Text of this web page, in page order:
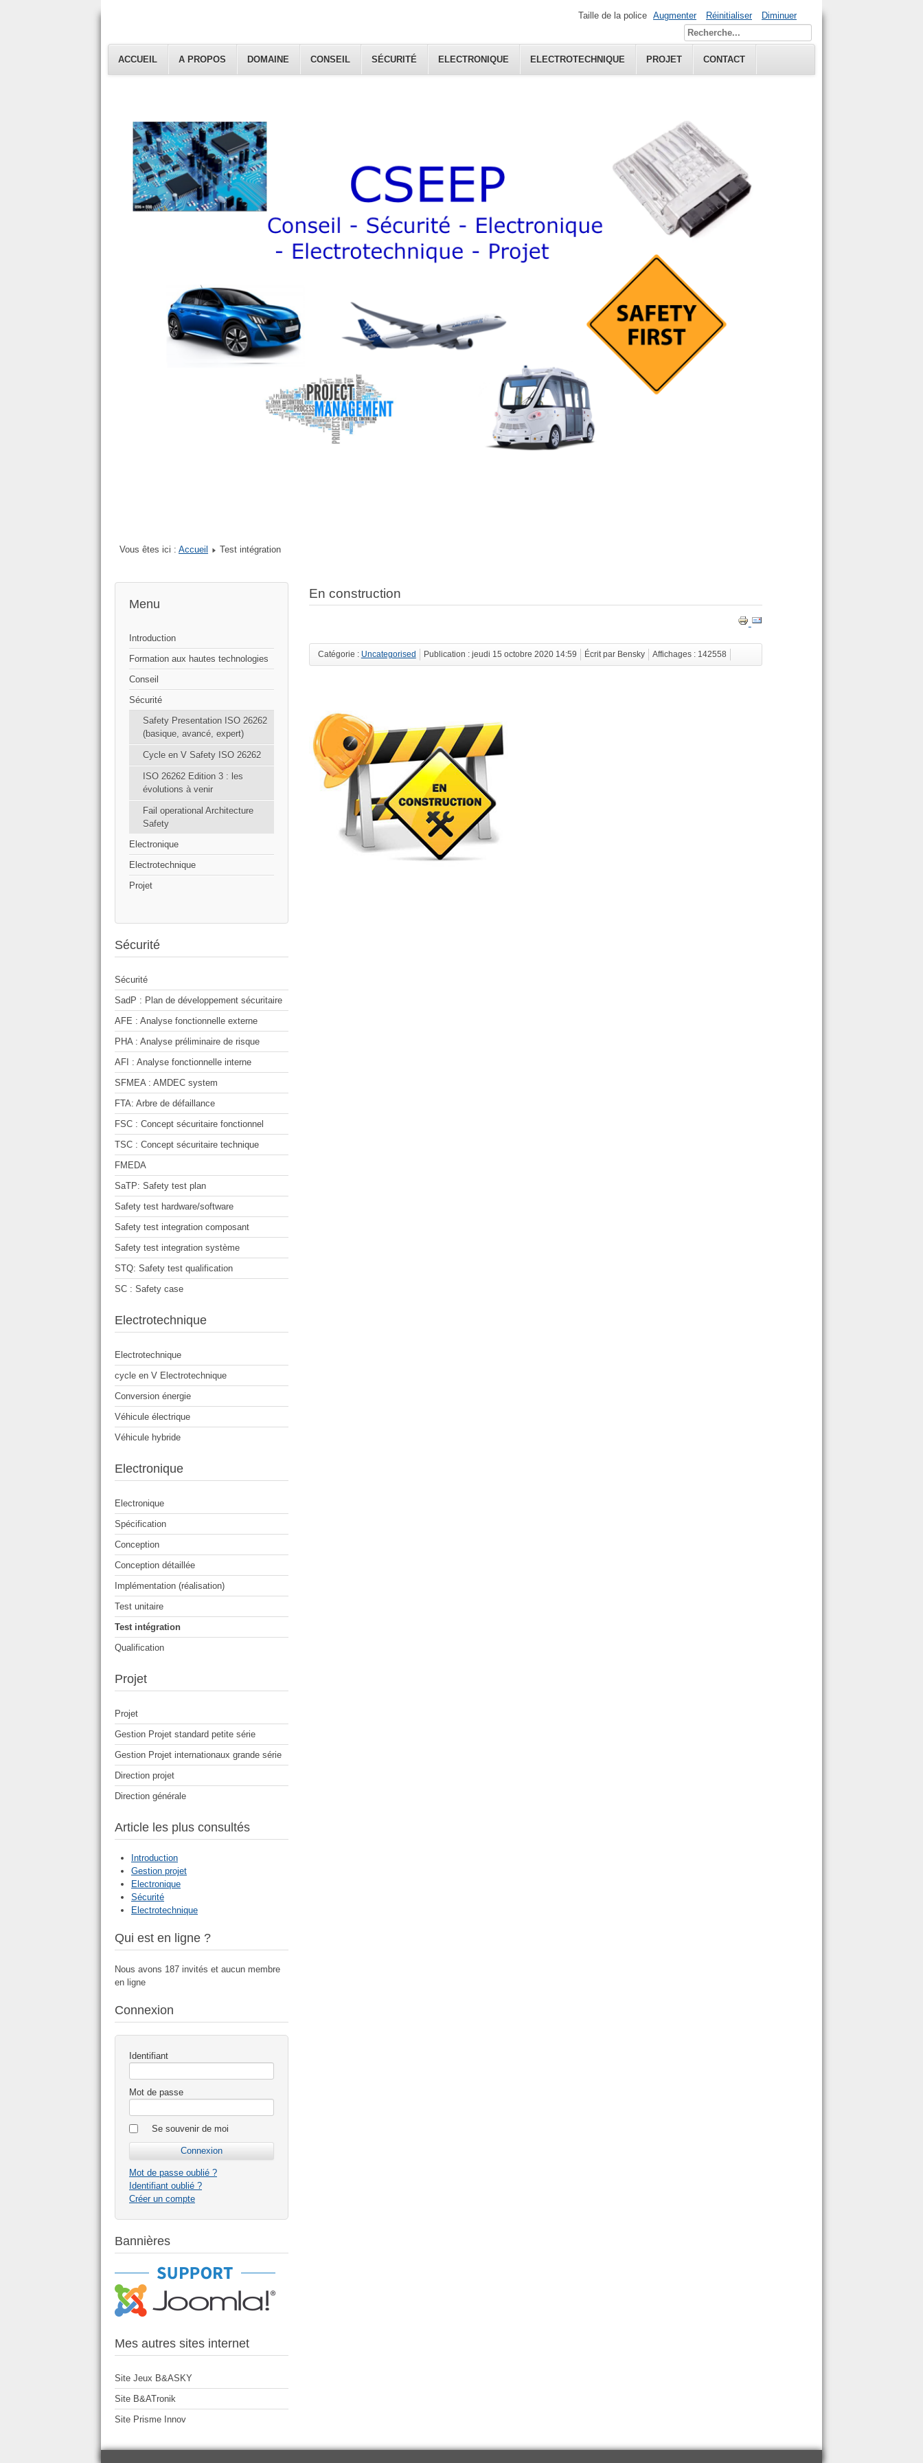
ACCUEIL A PROPOS DOMAINE CONSEIL SÉCURITÉ ELECTRONIQUE ELECTROTECHNIQUE PROJET CONTACT
Taille de la police Augmenter Réinitialiser Diminuer
Vous êtes ici : Accueil Test intégration
Menu
Introduction
Formation aux hautes technologies
Conseil
Sécurité
Safety Presentation ISO 26262
(basique, avancé, expert)
Cycle en V Safety ISO 26262
ISO 26262 Edition 3 : les
évolutions à venir
Fail operational Architecture
Safety
Electronique
Electrotechnique
Projet
Sécurité
Sécurité
SadP : Plan de développement sécuritaire
AFE : Analyse fonctionnelle externe
PHA : Analyse préliminaire de risque
AFI : Analyse fonctionnelle interne
SFMEA : AMDEC system
FTA: Arbre de défaillance
FSC : Concept sécuritaire fonctionnel
TSC : Concept sécuritaire technique
FMEDA
SaTP: Safety test plan
Safety test hardware/software
Safety test integration composant
Safety test integration système
STQ: Safety test qualification
SC : Safety case
Electrotechnique
Electrotechnique
cycle en V Electrotechnique
Conversion énergie
Véhicule électrique
Véhicule hybride
Electronique
Electronique
Spécification
Conception
Conception détaillée
Implémentation (réalisation)
Test unitaire
Test intégration
Qualification
Projet
Projet
Gestion Projet standard petite série
Gestion Projet internationaux grande série
Direction projet
Direction générale
Article les plus consultés
Introduction
Gestion projet
Electronique
Sécurité
Electrotechnique
Qui est en ligne ?
Nous avons 187 invités et aucun membre
en ligne
Connexion
Identifiant
Mot de passe
Se souvenir de moi
Mot de passe oublié ?
Identifiant oublié ?
Créer un compte
Bannières
Mes autres sites internet
Site Jeux B&ASKY
Site B&ATronik
Site Prisme Innov
En construction
Catégorie : Uncategorised Publication : jeudi 15 octobre 2020 14:59 Écrit par Bensky Affichages : 142558